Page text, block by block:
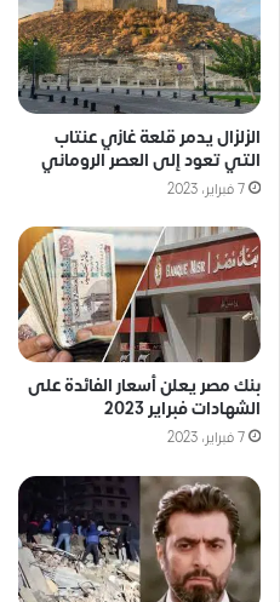
الزلزال يدمر قلعة غازي عنتاب
التي تعود إلى العصر الروماني
7 فبراير، 2023
بنك مصر يعلن أسعار الفائدة على
الشهادات فبراير 2023
7 فبراير، 2023